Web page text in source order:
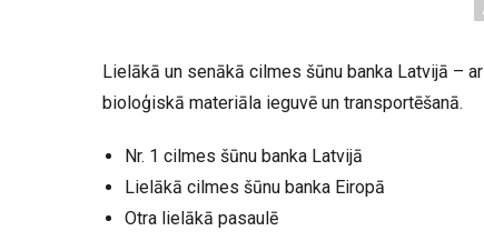
Lielākā un senākā cilmes šūnu banka Latvijā –
bioloģiskā materiāla ieguvē un transportēšanā.
Nr. 1 cilmes šūnu banka Latvijā
Lielākā cilmes šūnu banka Eiropā
Otra lielākā pasaulē